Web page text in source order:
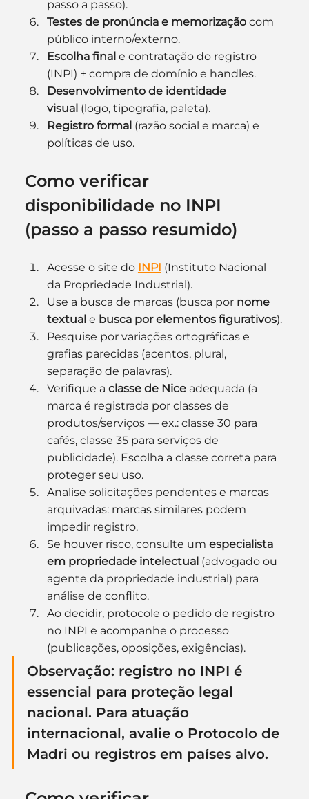
passo a passo).
Testes de pronúncia e memorização com
público interno/externo.
Escolha final e contratação do registro
(INPI) + compra de domínio e handles.
Desenvolvimento de identidade
visual (logo, tipografia, paleta).
Registro formal (razão social e marca) e
políticas de uso.
Como verificar
disponibilidade no INPI
(passo a passo resumido)
Acesse o site do INPI (Instituto Nacional
da Propriedade Industrial).
Use a busca de marcas (busca por nome
textual e busca por elementos figurativos).
Pesquise por variações ortográficas e
grafias parecidas (acentos, plural,
separação de palavras).
Verifique a classe de Nice adequada (a
marca é registrada por classes de
produtos/serviços — ex.: classe 30 para
cafés, classe 35 para serviços de
publicidade). Escolha a classe correta para
proteger seu uso.
Analise solicitações pendentes e marcas
arquivadas: marcas similares podem
impedir registro.
Se houver risco, consulte um especialista
em propriedade intelectual (advogado ou
agente da propriedade industrial) para
análise de conflito.
Ao decidir, protocole o pedido de registro
no INPI e acompanhe o processo
(publicações, oposições, exigências).
Observação: registro no INPI é
essencial para proteção legal
nacional. Para atuação
internacional, avalie o Protocolo de
Madri ou registros em países alvo.